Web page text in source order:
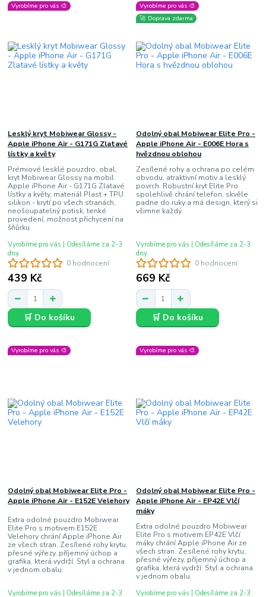
Vyrobíme pro vás 🎨
0 hodnocení
Lesklý kryt Mobiwear Glossy -
Apple iPhone Air - G171G Zlatavé
lístky a květy
Prémiové lesklé pouzdro, obal,
kryt Mobiwear Glossy na mobil
Apple iPhone Air - G171G Zlatavé
lístky a květy, materiál Plast + TPU
silikon - krytí po všech stranách,
neošoupatelný potisk, tenké
provedení, možnost přichycení na
šňůrku
439 Kč
Vyrobíme pro vás | Odesíláme za 2-3
dny
🛒 Do košíku
Vyrobíme pro vás 🎨
🚀 Doprava zdarma
0 hodnocení
Odolný obal Mobiwear Elite Pro -
Apple iPhone Air - E006E Hora s
hvězdnou oblohou
Zesílené rohy a ochrana po celém
obvodu, atraktivní motiv a lesklý
povrch. Robustní kryt Elite Pro
spolehlivě chrání telefon, skvěle
padne do ruky a má design, který si
všimne každý.
669 Kč
Vyrobíme pro vás | Odesíláme za 2-3
dny
🛒 Do košíku
Vyrobíme pro vás 🎨
Odolný obal Mobiwear Elite Pro -
Apple iPhone Air - E152E Velehory
Extra odolné pouzdro Mobiwear
Elite Pro s motivem E152E
Velehory chrání Apple iPhone Air
ze všech stran. Zesílené rohy krytu,
přesné výřezy, příjemný úchop a
grafika, která vydrží. Styl a ochrana
v jednom obalu.
Vyrobíme pro vás | Odesíláme za 2-3
Vyrobíme pro vás 🎨
Odolný obal Mobiwear Elite Pro -
Apple iPhone Air - EP42E Vlčí
máky
Extra odolné pouzdro Mobiwear
Elite Pro s motivem EP42E Vlčí
máky chrání Apple iPhone Air ze
všech stran. Zesílené rohy krytu,
přesné výřezy, příjemný úchop a
grafika, která vydrží. Styl a ochrana
v jednom obalu.
Vyrobíme pro vás | Odesíláme za 2-3